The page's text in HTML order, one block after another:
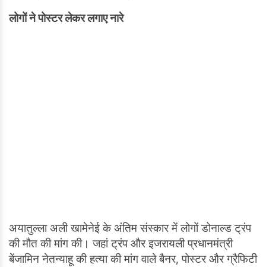
लोगों ने पोस्टर लेकर लगाए नारे
अयातुल्ला अली खामेनेई के अंतिम संस्कार में लोगों डोनाल्ड ट्रंप
की मौत की मांग की। जहां ट्रंप और इजरायली प्रधानमंत्री
बेंजामिन नेतन्याहू की हत्या की मांग वाले बैनर, पोस्टर और ग्रैफिटी